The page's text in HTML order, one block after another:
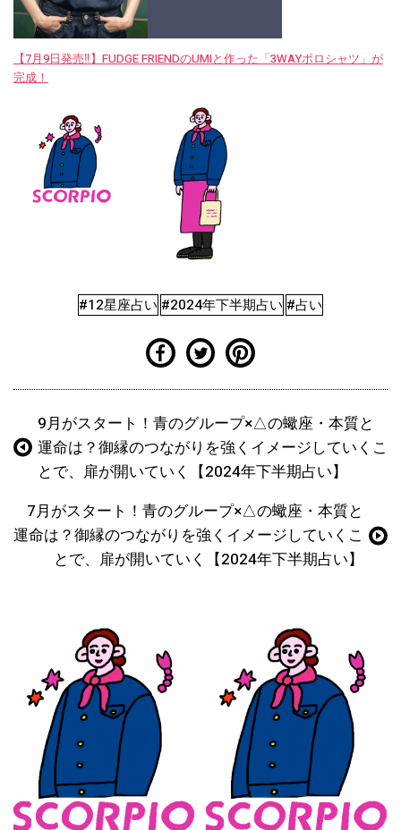
【7月9日発売‼︎】FUDGE FRIENDのUMIと作った「3WAYポロシャツ」が
完成！
#12星座占い #2024年下半期占い #占い
9月がスタート！青のグループ×△の蠍座・本質と
運命は？御縁のつながりを強くイメージしていくこ
とで、扉が開いていく【2024年下半期占い】
7月がスタート！青のグループ×△の蠍座・本質と
運命は？御縁のつながりを強くイメージしていくこ
とで、扉が開いていく【2024年下半期占い】